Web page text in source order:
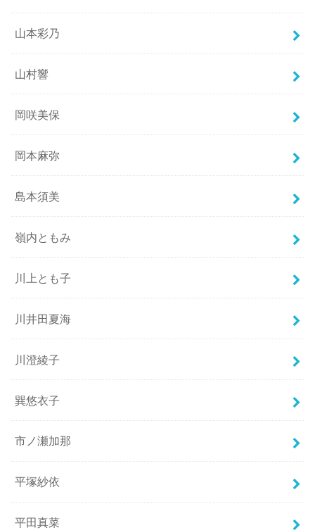
山本彩乃
山村響
岡咲美保
岡本麻弥
島本須美
嶺内ともみ
川上とも子
川井田夏海
川澄綾子
巽悠衣子
市ノ瀬加那
平塚紗依
平田真菜